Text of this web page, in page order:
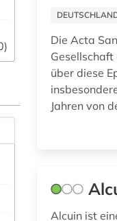
Die Acta
über diese
Jahren von
Alcuin ist